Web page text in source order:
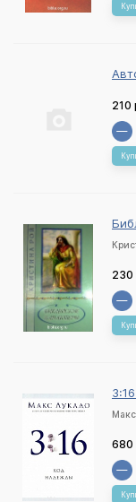
210
230
680